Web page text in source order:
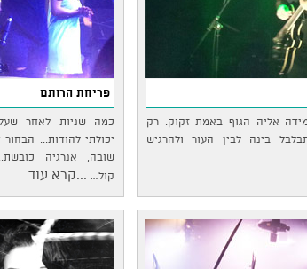
אליה הגוף באמת זקוק. רק
בינה לבין העור ולהרגיש
פריחת הרותם
כמה שניות לאחר
יכולתי להודות...
שובה, אנרגיה
קול…
...קרא עוד